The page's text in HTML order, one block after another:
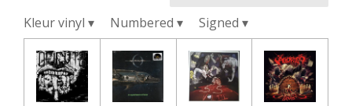
Kleur vinyl ▾ Numbered ▾ Signed ▾